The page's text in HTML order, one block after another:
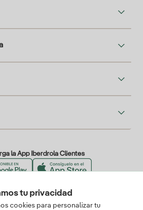
la App Iberdrola Clientes
certificados de confianza
tu privacidad
cookies para personalizar tu